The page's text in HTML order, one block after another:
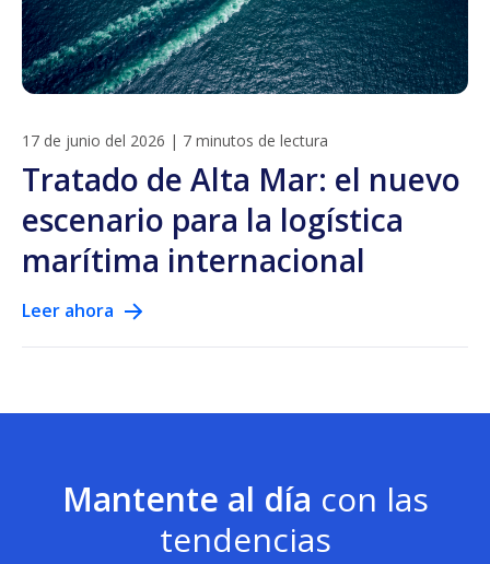
17 de junio del 2026 | 7 minutos de lectura
Tratado de Alta Mar: el nuevo
escenario para la logística
marítima internacional
Leer ahora
Mantente al día con las
tendencias